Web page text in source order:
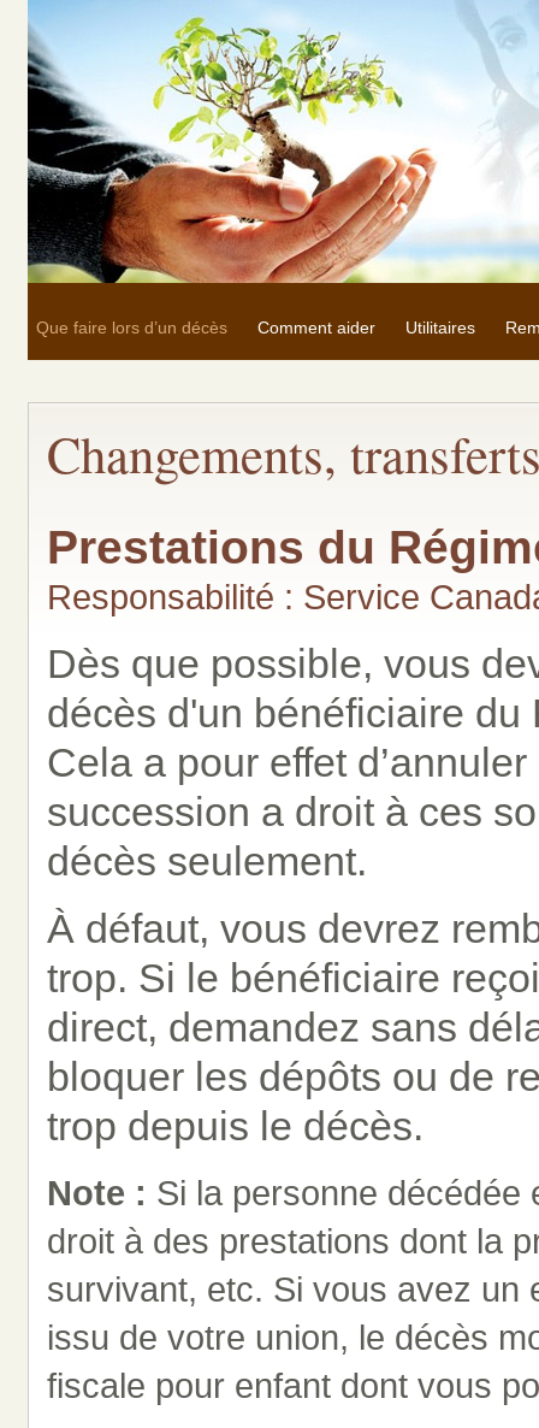
Que faire lors d’un décès Comment aider Utilitaires
Changements,
Prestations du
Responsabilité : Service
Dès que possible, vous
décès d'un bénéficiaire
Cela a pour effet
succession a droit à ces
décès seulement.
À défaut, vous devrez
trop. Si le bénéficiaire
direct, demandez sans
bloquer les dépôts ou de
trop depuis le décès.
Note : Si la personne décédée
droit à des prestations dont la
survivant, etc. Si vous avez un
issu de votre union, le décès
fiscale pour enfant dont vous